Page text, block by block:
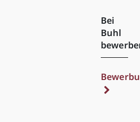
Bei
Buhl